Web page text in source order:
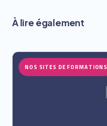
À lire également
NOS SITES DE FORMATIONS